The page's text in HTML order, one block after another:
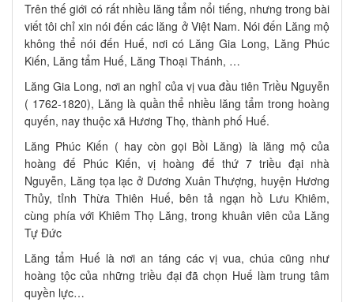
Trên thế giới có rất nhiều lăng tẩm nổi tiếng, nhưng trong bài
viết tôi chỉ xin nói đến các lăng ở Việt Nam. Nói đến Lăng mộ
không thể nói đến Huế, nơi có Lăng Gia Long, Lăng Phúc
Kiến, Lăng tẩm Huế, Lăng Thoại Thánh, …
Lăng Gia Long, nơi an nghỉ của vị vua đầu tiên Triều Nguyễn
( 1762-1820), Lăng là quần thể nhiều lăng tẩm trong hoàng
quyến, nay thuộc xã Hương Thọ, thành phố Huế.
Lăng Phúc Kiến ( hay còn gọi Bồi Lăng) là lăng mộ của
hoàng đế Phúc Kiến, vị hoàng đế thứ 7 triều đại nhà
Nguyễn, Lăng tọa lạc ở Dương Xuân Thượng, huyện Hương
Thủy, tỉnh Thừa Thiên Huế, bên tả ngạn hồ Lưu Khiêm,
cùng phía với Khiêm Thọ Lăng, trong khuân viên của Lăng
Tự Đức
Lăng tẩm Huế là nơi an táng các vị vua, chúa cũng như
hoàng tộc của những triều đại đã chọn Huế làm trung tâm
quyền lực…